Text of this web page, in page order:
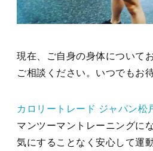
現在、ご自身の身体について
ご相談ください。いつでもお
カロリートレード ジャパン松
マンツーマントレーニングに
気にすることなく安心して運